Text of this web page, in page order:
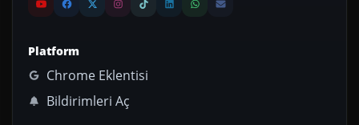
Platform
Chrome Eklentisi
Bildirimleri Aç